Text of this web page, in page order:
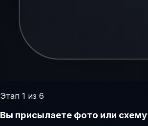
Этап 1 из 6
Вы присылаете фото или схему